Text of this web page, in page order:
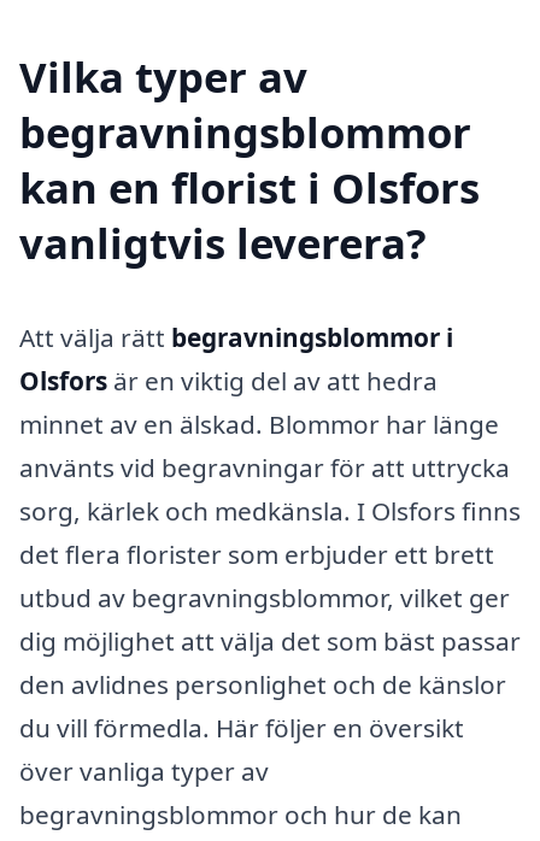
Vilka typer av
begravningsblommor
kan en florist i Olsfors
vanligtvis leverera?
Att välja rätt begravningsblommor i
Olsfors är en viktig del av att hedra
minnet av en älskad. Blommor har länge
använts vid begravningar för att uttrycka
sorg, kärlek och medkänsla. I Olsfors finns
det flera florister som erbjuder ett brett
utbud av begravningsblommor, vilket ger
dig möjlighet att välja det som bäst passar
den avlidnes personlighet och de känslor
du vill förmedla. Här följer en översikt
över vanliga typer av
begravningsblommor och hur de kan